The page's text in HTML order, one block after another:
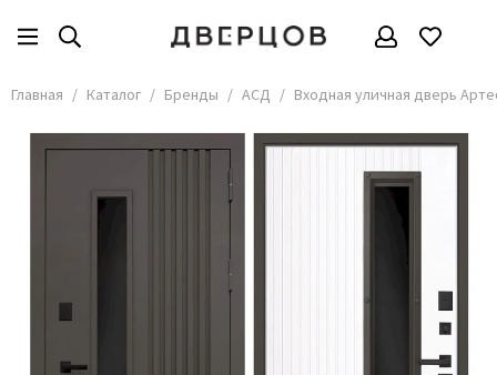
Бренды
Все товары
АКМА
Владимирские двери
Покрова
Главная Каталог Бренды АСД Входная уличная дверь